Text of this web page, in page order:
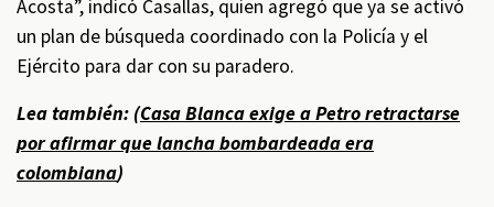
Acosta”, indicó Casallas, quien agregó que ya se activó
un plan de búsqueda coordinado con la Policía y el
Ejército para dar con su paradero.
Lea también: (Casa Blanca exige a Petro retractarse
por afirmar que lancha bombardeada era
colombiana)